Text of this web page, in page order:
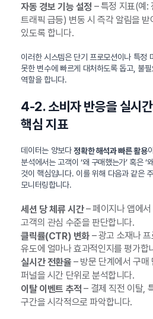
자동 경보 기능 설정 – 특정 지표(예:
트래픽 급등) 변동 시 즉각 알림을
있도록 합니다.
이러한 시스템은 단기 프로모션이나 특정
못한 변수에 빠르게 대처하도록 돕고, 불
역할을 합니다.
4-2. 소비자 반응을 실시
핵심 지표
데이터는 양보다정확한 해석과 빠른 활용
분석에서는 고객이 ‘왜 구매했는가’ 혹은 ‘
것이 핵심입니다. 이를 위해 다음과 같은
모니터링합니다.
세션 당 체류 시간– 페이지나 앱에서
고객의 관심 수준을 판단합니다.
클릭률(CTR) 변화– 광고 소재나 프
유도에 얼마나 효과적인지를 평가합
실시간 전환율 – 방문 단계에서 구매
퍼널을 시간 단위로 분석합니다.
이탈 이벤트 추적 – 결제 직전 이탈,
구간을 시각적으로 파악합니다.